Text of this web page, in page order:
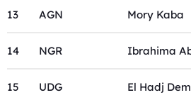
13 AGN Mory Kaba
14 NGR Ibrahima
15 UDG El Hadj